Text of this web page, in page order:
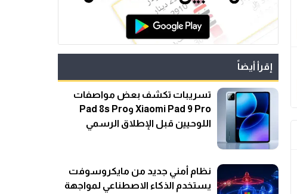
إقرأ أيضاً
تسريبات تكشف بعض مواصفات
Xiaomi Pad 9 Pro وPad 8s Pro
اللوحيين قبل الإطلاق الرسمي
نظام أمني جديد من مايكروسوفت
يستخدم الذكاء الاصطناعي لمواجهة